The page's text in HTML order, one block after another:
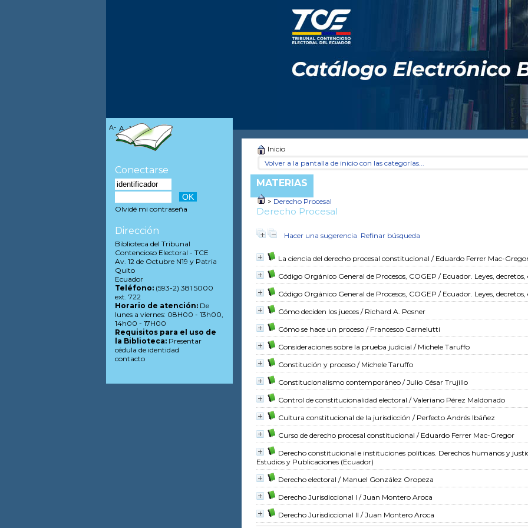
Inicio
Volver a la pantalla de inicio con las categorías...
MATERIAS
> Derecho Procesal
Derecho Procesal
Hacer una sugerencia Refinar búsqueda
La ciencia del derecho procesal constitucional / Eduardo Ferrer Mac-
Código Orgánico General de Procesos, COGEP / Ecuador. Leyes, decretos,
Código Orgánico General de Procesos, COGEP / Ecuador. Leyes, decretos,
Cómo deciden los jueces/ Richard A. Posner
Cómo se hace un proceso/ Francesco Carnelutti
Consideraciones sobre la prueba judicial / Michele Taruffo
Constitución y proceso/ Michele Taruffo
Constitucionalismo contemporáneo/ Julio César Trujillo
Control de constitucionalidad electoral / Valeriano Pérez Maldonado
Cultura constitucional de la jurisdicción / Perfecto Andrés Ibáñez
Curso de derecho procesal constitucional / Eduardo Ferrer Mac-Gregor
Derecho constitucional e instituciones políticas. Derechos humanos y
Estudios y Publicaciones (Ecuador)
Derecho electoral / Manuel González Oropeza
Derecho Jurisdiccional I / Juan Montero Aroca
Derecho Jurisdiccional II / Juan Montero Aroca
A- A A+
Conectarse
Olvidé mi contraseña
Dirección
Biblioteca del Tribunal
Contencioso Electoral - TCE
Av. 12 de Octubre N19 y Patria
Quito
Ecuador
Teléfono:(593-2) 381 5000
ext. 722
Horario de atención:De
lunes a viernes: 08H00 - 13h00,
14h00 - 17H00
Requisitos para el uso de
la Biblioteca:Presentar
cédula de identidad
contacto